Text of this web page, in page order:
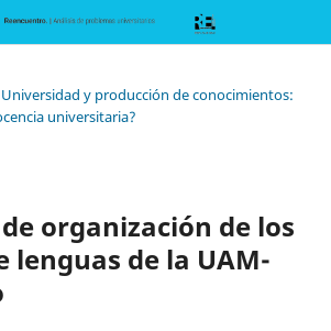
y producción de conocimientos:
universitaria?
organización de los
lenguas de la UAM-